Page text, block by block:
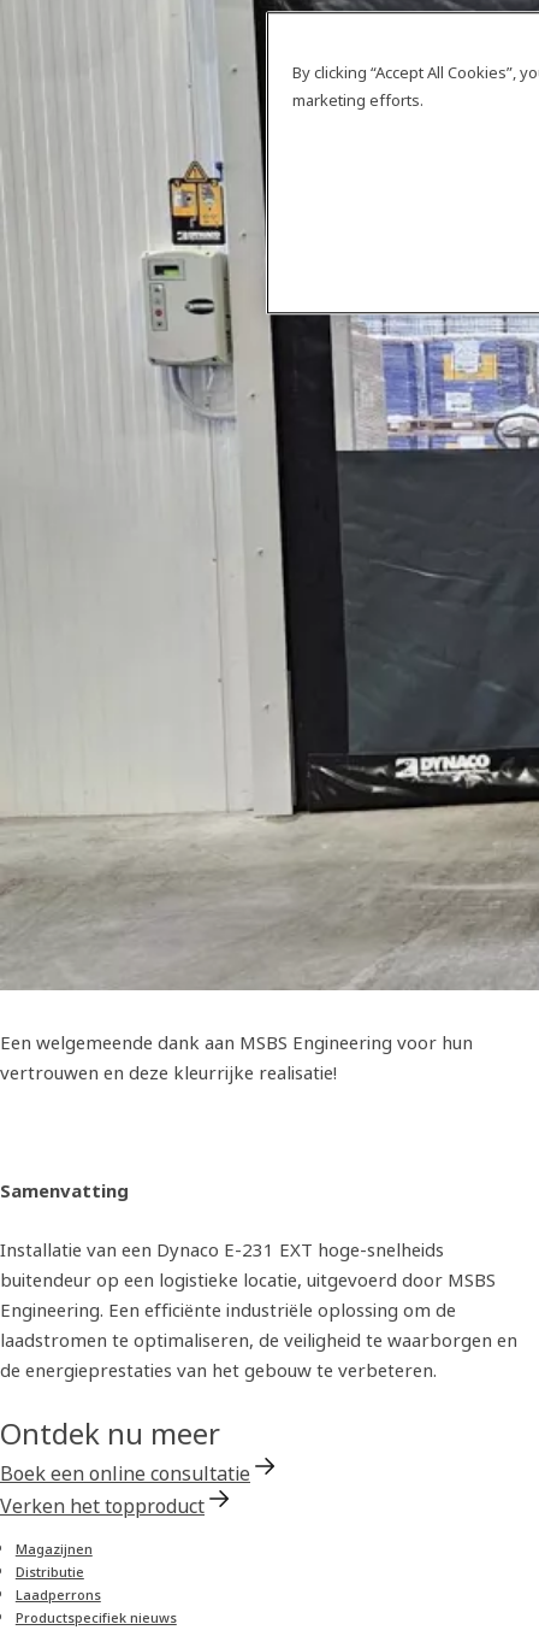
Een welgemeende dank aan MSBS Engineering voor hun
vertrouwen en deze kleurrijke realisatie!
Samenvatting
Installatie van een Dynaco E-231 EXT hoge-snelheids
buitendeur op een logistieke locatie, uitgevoerd door MSBS
Engineering. Een efficiënte industriële oplossing om de
laadstromen te optimaliseren, de veiligheid te waarborgen en
de energieprestaties van het gebouw te verbeteren.
Ontdek nu meer
Boek een online consultatie
Verken het topproduct
Magazijnen
Distributie
Laadperrons
Productspecifiek nieuws
By clicking “Accept All Cookies”,
marketing efforts.